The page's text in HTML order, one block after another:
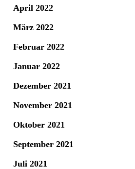
April 2022
März 2022
Februar 2022
Januar 2022
Dezember 2021
November 2021
Oktober 2021
September 2021
Juli 2021